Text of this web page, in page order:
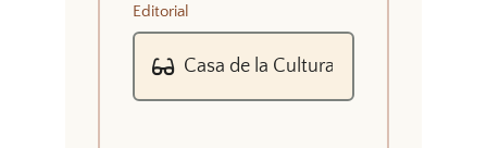
Editorial